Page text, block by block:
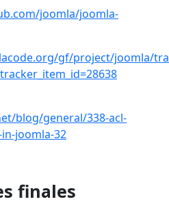
joomla/joomla-
gf/project/joomla/
blog/general/338-acl-
joomla-32
finales